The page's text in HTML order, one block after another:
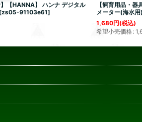
【HANNA】 ハンナ デジタル
[zs05-91103e61]
【飼育用品・
メーター(海水
1,680円(税込)
希望小売価格: